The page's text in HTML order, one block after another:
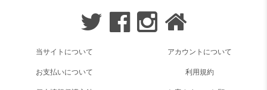
当サイトについて アカウントについて
お支払いについて 利用規約